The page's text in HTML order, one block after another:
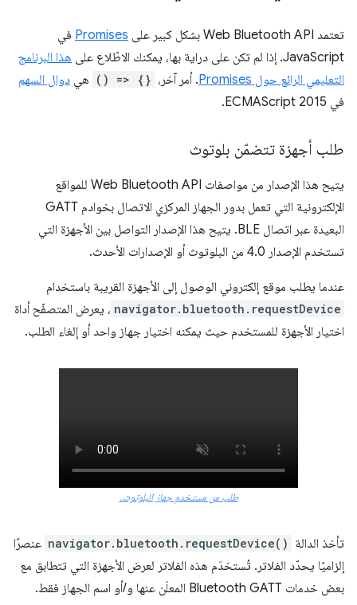
تعتمد Web Bluetooth API بشكل كبير على Promises في
JavaScript. إذا لم تكن على دراية بها، يمكنك الاطّلاع على
هذا البرنامج
التعليمي الرائع حول Promises
. أمر آخر، () => {} هي دوال السهم
في ECMAScript 2015.
طلب أجهزة تتضمّن بلوتوث
يتيح هذا الإصدار من مواصفات Web Bluetooth API للمواقع
الإلكترونية التي تعمل بدور الجهاز المركزي الاتصال بخوادم GATT
البعيدة عبر اتصال BLE. يتيح هذا الإصدار التواصل بين الأجهزة التي
تستخدم الإصدار 4.0 من البلوتوث أو الإصدارات الأحدث.
عندما يطلب موقع إلكتروني الوصول إلى الأجهزة القريبة باستخدام
navigator.bluetooth.requestDevice ، يعرض المتصفّح أداة
اختيار الأجهزة للمستخدم حيث يمكنه اختيار جهاز واحد أو إلغاء الطلب.
طلب من مستخدم جهاز البلوتوث.
تأخذ الدالة navigator.bluetooth.requestDevice() عنصرًا
إلزاميًا يحدّد الفلاتر. تُستخدَم هذه الفلاتر لعرض الأجهزة التي تتطابق مع
بعض خدمات Bluetooth GATT المعلَن عنها و/أو اسم الجهاز فقط.